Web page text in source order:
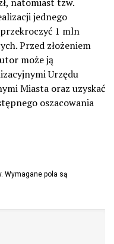
jednego
1 mln
Przed złożeniem
może ją
Urzędu
Miasta oraz uzyskać
oszacowania
Wymagane pola są